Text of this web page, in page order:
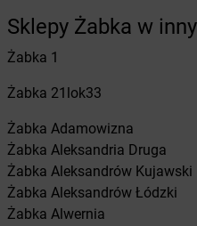
Sklepy Żabka w
Żabka 1
Żabka 21lok33
Żabka Adamowizna
Żabka Aleksandria Druga
Żabka Aleksandrów Kujawski
Żabka Aleksandrów Łódzki
Żabka Alwernia